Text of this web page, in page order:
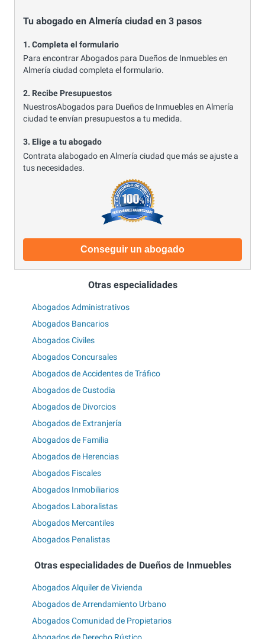
Tu abogado en Almería ciudad en 3 pasos
1. Completa el formulario
Para encontrar Abogados para Dueños de Inmuebles en
Almería ciudad completa el formulario.
2. Recibe Presupuestos
NuestrosAbogados para Dueños de Inmuebles en Almería
ciudad te envían presupuestos a tu medida.
3. Elige a tu abogado
Contrata alabogado en Almería ciudad que más se ajuste a
tus necesidades.
Conseguir un abogado
Otras especialidades
Abogados Administrativos
Abogados Bancarios
Abogados Civiles
Abogados Concursales
Abogados de Accidentes de Tráfico
Abogados de Custodia
Abogados de Divorcios
Abogados de Extranjería
Abogados de Familia
Abogados de Herencias
Abogados Fiscales
Abogados Inmobiliarios
Abogados Laboralistas
Abogados Mercantiles
Abogados Penalistas
Otras especialidades de Dueños de Inmuebles
Abogados Alquiler de Vivienda
Abogados de Arrendamiento Urbano
Abogados Comunidad de Propietarios
Abogados de Derecho Rústico